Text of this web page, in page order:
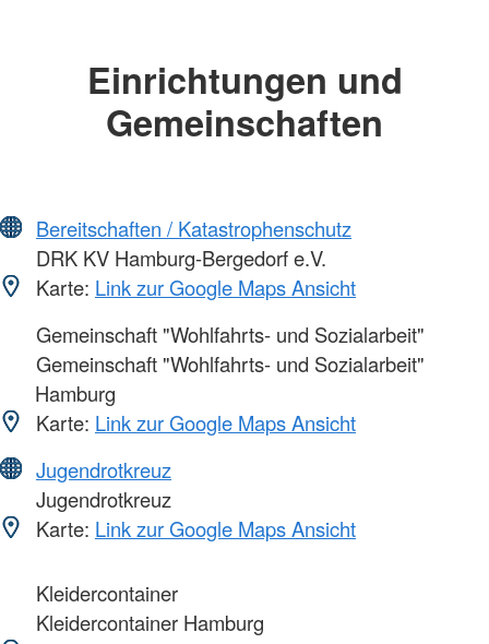
Einrichtungen und
Gemeinschaften
Bereitschaften / Katastrophenschutz
DRK KV Hamburg-Bergedorf e.V.
Karte: Link zur Google Maps Ansicht
Gemeinschaft "Wohlfahrts- und Sozialarbeit"
Gemeinschaft "Wohlfahrts- und Sozialarbeit"
Hamburg
Karte: Link zur Google Maps Ansicht
Jugendrotkreuz
Jugendrotkreuz
Karte: Link zur Google Maps Ansicht
Kleidercontainer
Kleidercontainer Hamburg